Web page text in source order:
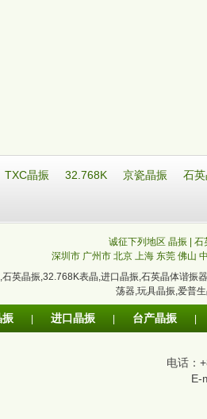
TXC晶振 32.768K 京瓷晶振 石
诚征下列地区 晶振 |
深圳市 广州市 北京 上海 东莞 佛山
,石英晶振,32.768K表晶,进口晶振,石英晶体谐振器
荡器,玩具晶振,爱普
振 进口晶振 台产晶振
电话：
E-